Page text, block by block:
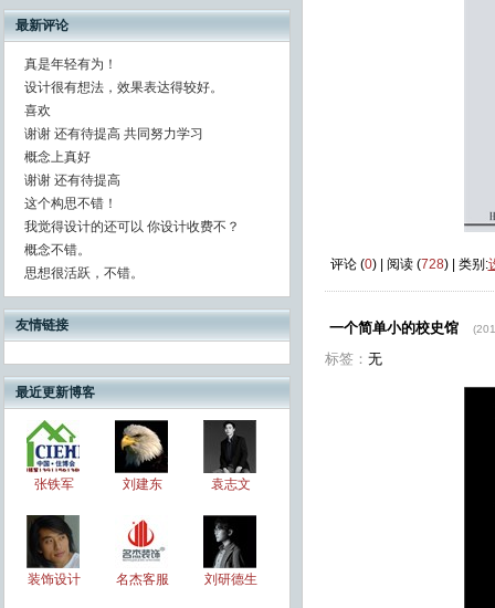
最新评论
真是年轻有为！
设计很有想法，效果表达得较好。
喜欢
谢谢 还有待提高 共同努力学习
概念上真好
谢谢 还有待提高
这个构思不错！
我觉得设计的还可以 你设计收费不？
概念不错。
思想很活跃，不错。
友情链接
最近更新博客
张铁军 刘建东 袁志文
装饰设计 名杰客服 刘研德生
评论 (0) | 阅读 (728) | 类别:
一个简单小的校史馆
标签： 无